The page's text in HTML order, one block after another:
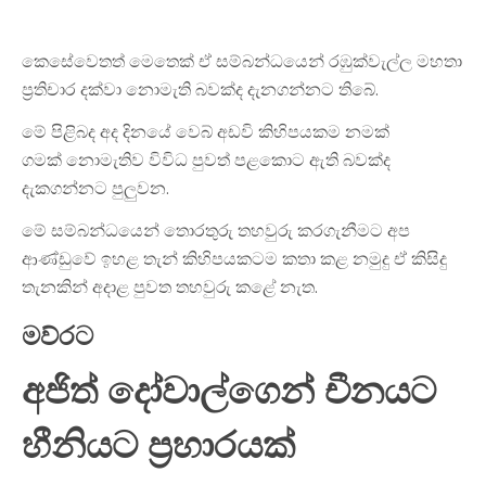
කෙසේවෙතත් මෙතෙක් ඒ සම්බන්ධයෙන් රඹුක්වැල්ල මහතා
ප්රතිචාර දක්වා නොමැති බවක්ද දැනගන්නට තිබේ.
මේ පිළිබද අද දිනයේ වෙබ් අඩවි කිහිපයකම නමක්
ගමක්නොමැතිව විවිධ පුවත් පළකොට ඇති බවක්ද
දැකගන්නට පුලුවන.
මේ සම්බන්ධයෙන්තොරතුරු තහවුරු කරගැනීමට අප
ආණ්ඩුවේ ඉහළ තැන් කිහිපයකටම කතා කළ නමුදු ඒ කිසිදු
තැනකින් අදාළ පුවත තහවුරු කළේ නැත.
මව්රට
අජිත් දෝවාල්ගෙන් චීනයට
හීනියට ප්රහාරයක්